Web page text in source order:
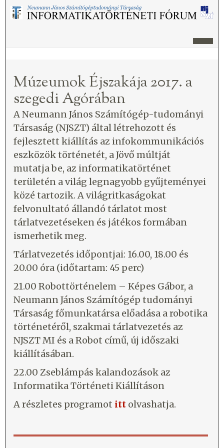
Múzeumok Éjszakája 2017. a
szegedi Agórában
A Neumann János Számítógép-tudományi
Társaság (NJSZT) által létrehozott és
fejlesztett kiállítás az infokommunikációs
eszközök történetét, a Jövő múltját
mutatja be, az informatikatörténet
területén a világ legnagyobb gyűjteményei
közé tartozik. A világritkaságokat
felvonultató állandó tárlatot most
tárlatvezetéseken és játékos formában
ismerhetik meg.
Tárlatvezetés időpontjai: 16.00, 18.00 és
20.00 óra (időtartam: 45 perc)
21.00 Robottörténelem – Képes Gábor, a
Neumann János Számítógép tudományi
Társaság főmunkatársa előadása a robotika
történetéről, szakmai tárlatvezetés az
NJSZT MI és a Robot című, új időszaki
kiállításában.
22.00 Zseblámpás kalandozások az
Informatika Történeti Kiállításon
A részletes programot itt olvashatja.